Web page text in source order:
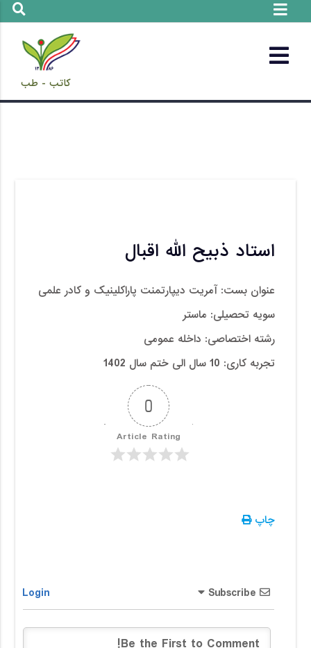
کاتب - طب
استاد ذبیح الله اقبال
عنوان بست: آمریت دیپارتمنت پاراکلینیک و کادر علمی
سویه تحصیلی: ماستر
رشته اختصاصی: داخله عمومی
تجربه کاری: 10 سال الی ختم سال 1402
0
Article Rating
چاپ
Subscribe